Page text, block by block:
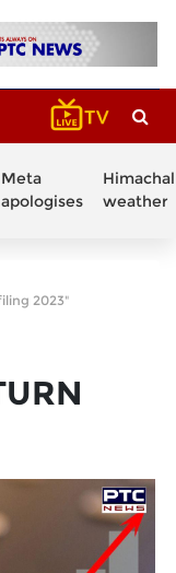
Meta
apologises
Himachal
weather
2023"